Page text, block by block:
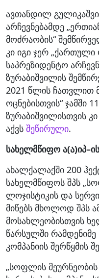
ავთანდილ
არჩევნებამდე
მოძრაობის“
კი იგი ჯერ „ქართული
საპრეზიდენტო
ზურაბიშვილის
2021 წლის ჩათვლით
ოცნებისთვის“ ჯამში
ზურაბიშვილისთვის
აქვს შეწირული.
სახელმწიფო
ახალქალაქში 200
სახელმწიფოს შპს
ლოჯისტიკის და
მიწებს მხოლოდ შპს
მოსახლეობისთვის
წარსულში
კომპანიის შერწყმის
„სოფლის